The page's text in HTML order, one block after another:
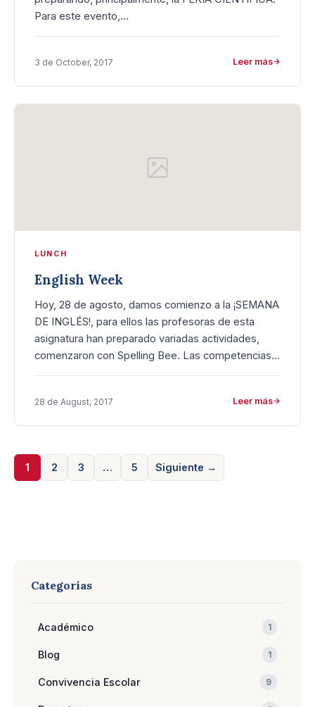
Para este evento,…
3 de October, 2017 Leer más
LUNCH
English Week
Hoy, 28 de agosto, damos comienzo a la ¡SEMANA
DE INGLÉS!, para ellos las profesoras de esta
asignatura han preparado variadas actividades,
comenzaron con Spelling Bee. Las competencias…
28 de August, 2017 Leer más
1 2 3 … 5 Siguiente →
Categorías
Académico 1
Blog 1
Convivencia Escolar 9